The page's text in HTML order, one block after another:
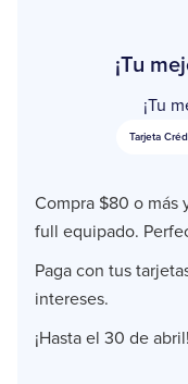
¡Tu
¡Tu
Tarjeta
Compra $80 o más
full equipado.
Paga con tus
intereses.
¡Hasta el 30 de abril!